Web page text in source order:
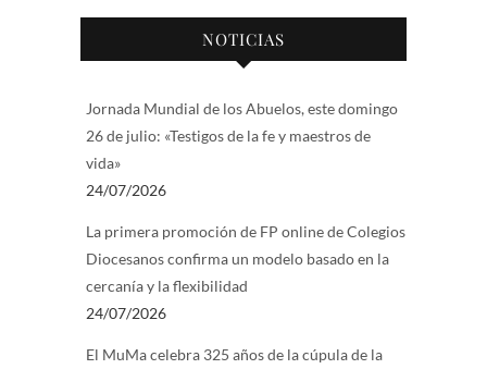
NOTICIAS
Jornada Mundial de los Abuelos, este domingo
26 de julio: «Testigos de la fe y maestros de
vida»
24/07/2026
La primera promoción de FP online de Colegios
Diocesanos confirma un modelo basado en la
cercanía y la flexibilidad
24/07/2026
El MuMa celebra 325 años de la cúpula de la